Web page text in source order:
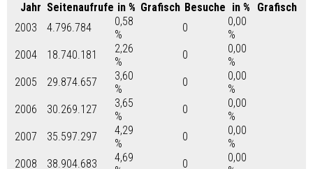
Jahr Seitenaufrufe in % Grafisch Besuche in %
Grafisch
2003
4.796.784
0,58
%
0
0,00
%
2004
18.740.181
2,26
%
0
0,00
%
2005
29.874.657
3,60
%
0
0,00
%
2006
30.269.127
3,65
%
0
0,00
%
2007
35.597.297
4,29
%
0
0,00
%
2008
38.904.683
4,69
0
0,00